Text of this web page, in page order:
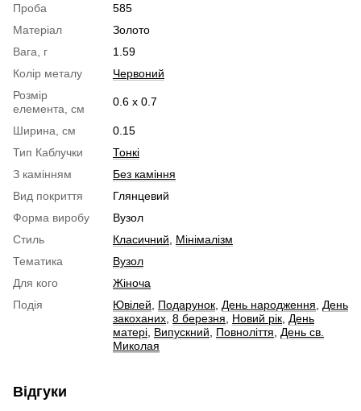
Проба
585
Матеріал
Золото
Вага, г
1.59
Колір металу
Червоний
Розмір
елемента, см
0.6 х 0.7
Ширина, см
0.15
Тип Каблучки
Тонкі
З камінням
Без каміння
Вид покриття
Глянцевий
Форма виробу
Вузол
Стиль
Класичний
Мінімалізм
Тематика
Вузол
Для кого
Жіноча
Подія
Ювілей Подарунок День народження
День
закоханих 8 березня Новий рік День
матері Випускний Повноліття
День св.
Миколая
Відгуки